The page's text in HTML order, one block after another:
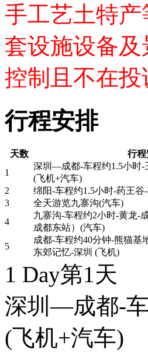
手工艺土特
套设施设备
控制且不在
行程安排
天数
行
1
深圳—成都-车程约1.5小时-
(飞机+汽车)
2
绵阳-车程约1.5小时-药王
3
全天游览九寨沟(汽车)
4
九寨沟-车程约2小时-黄龙-
成都东站）(汽车)
5
成都-车程约40分钟-熊猫基
东郊记忆-深圳 (飞机)
1 Day第1天
深圳—成都-
(飞机+汽车)